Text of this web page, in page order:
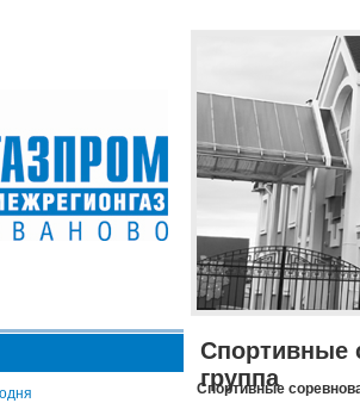
Спортивные
группа
Спортивные